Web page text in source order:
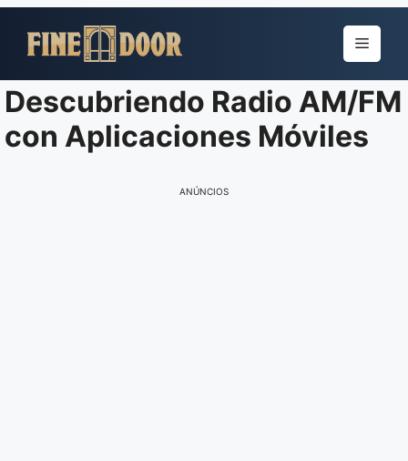
para
conteúdo
Menu
Descubriendo Radio AM/FM
con Aplicaciones Móviles
ANÚNCIOS